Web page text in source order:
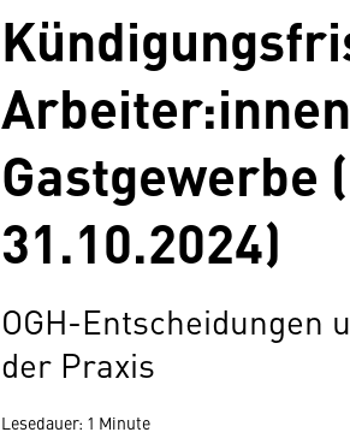
Gastgewerbe
31.10.2024)
OGH-Entscheidungen
der Praxis
Lesedauer: 1 Minute